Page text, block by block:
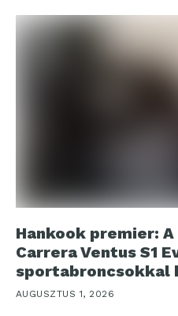
Hankook premier: A
Carrera Ventus S1
sportabroncsokkal
AUGUSZTUS 1, 2026